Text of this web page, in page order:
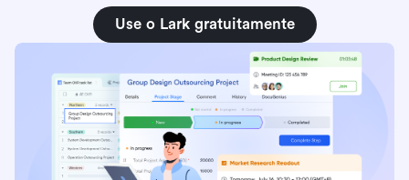
Use o Lark gratuitamente